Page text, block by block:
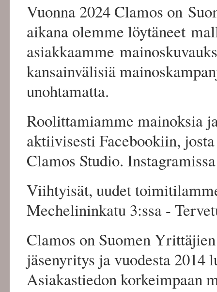
Vuonna 2024 Clamos on
aikana olemme löytäneet
asiakkaamme
kansainvälisiä
unohtamatta.
Roolittamiamme mainoksia
aktiivisesti Facebookiin,
Clamos Studio.
Viihtyisät, uudet
Mechelininkatu 3:ssa -
Clamos on Suomen
jäsenyritys ja vuodesta 2014
Asiakastiedon korkeimpaan